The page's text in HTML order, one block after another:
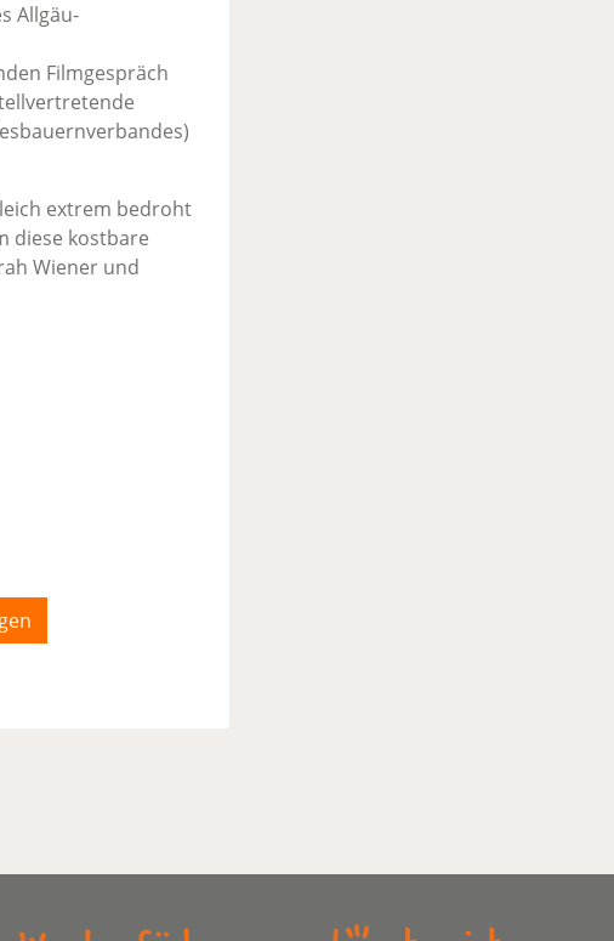
Allgäu-
Filmgespräch
extrem bedroht
diese kostbare
Wiener und